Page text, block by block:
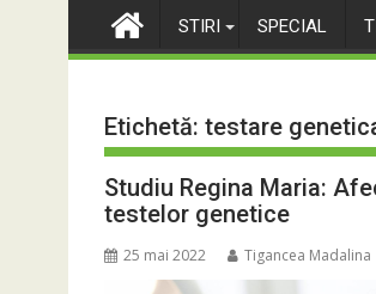
STIRI SPECIAL
Etichetă: testare
Studiu Regina Maria:
testelor genetice
25 mai 2022 Tigancea Madalina